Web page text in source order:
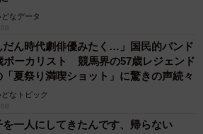
どなデータ
だん時代劇俳優みたく…」国民的バンド
ボーカリスト 競馬界の57歳レジェンド
「夏祭り満喫ショット」に驚きの声続々
どなトピック
を一人にしてきたんです、帰らない